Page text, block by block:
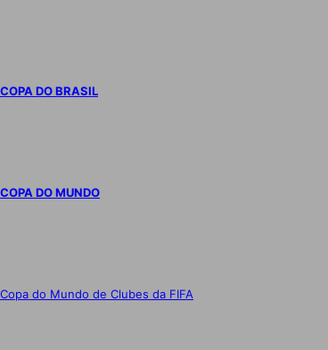
COPA DO BRASIL
COPA DO MUNDO
Copa do Mundo de Clubes da FIFA